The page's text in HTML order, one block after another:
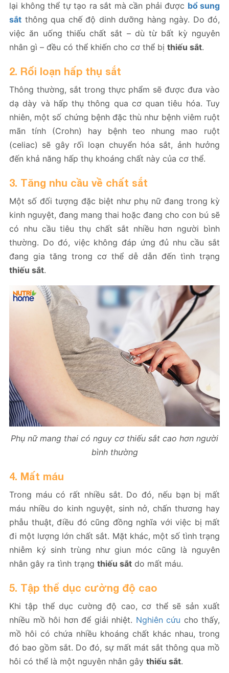
lại không thể tự tạo ra sắt mà cần phải được bổ sung
sắt thông qua chế độ dinh dưỡng hàng ngày. Do đó,
việc ăn uống thiếu chất sắt – dù từ bất kỳ nguyên
nhân gì – đều có thể khiến cho cơ thể bị thiếu sắt.
2. Rối loạn hấp thụ sắt
Thông thường, sắt trong thực phẩm sẽ được đưa vào
dạ dày và hấp thụ thông qua cơ quan tiêu hóa. Tuy
nhiên, một số chứng bệnh đặc thù như bệnh viêm ruột
mãn tính (Crohn) hay bệnh teo nhung mao ruột
(celiac) sẽ gây rối loạn chuyển hóa sắt, ảnh hưởng
đến khả năng hấp thụ khoáng chất này của cơ thể.
3. Tăng nhu cầu về chất sắt
Một số đối tượng đặc biệt như phụ nữ đang trong kỳ
kinh nguyệt, đang mang thai hoặc đang cho con bú sẽ
có nhu cầu tiêu thụ chất sắt nhiều hơn người bình
thường. Do đó, việc không đáp ứng đủ nhu cầu sắt
đang gia tăng trong cơ thể dễ dẫn đến tình trạng
thiếu sắt.
Phụ nữ mang thai có nguy cơ thiếu sắt cao hơn người
bình thường
4. Mất máu
Trong máu có rất nhiều sắt. Do đó, nếu bạn bị mất
máu nhiều do kinh nguyệt, sinh nở, chấn thương hay
phẫu thuật, điều đó cũng đồng nghĩa với việc bị mất
đi một lượng lớn chất sắt. Mặt khác, một số tình trạng
nhiễm ký sinh trùng như giun móc cũng là nguyên
nhân gây ra tình trạng thiếu sắt do mất máu.
5. Tập thể dục cường độ cao
Khi tập thể dục cường độ cao, cơ thể sẽ sản xuất
nhiều mồ hôi hơn để giải nhiệt. Nghiên cứu cho thấy,
mồ hôi có chứa nhiều khoáng chất khác nhau, trong
đó bao gồm sắt. Do đó, sự mất mát sắt thông qua mồ
hôi có thể là một nguyên nhân gây thiếu sắt.